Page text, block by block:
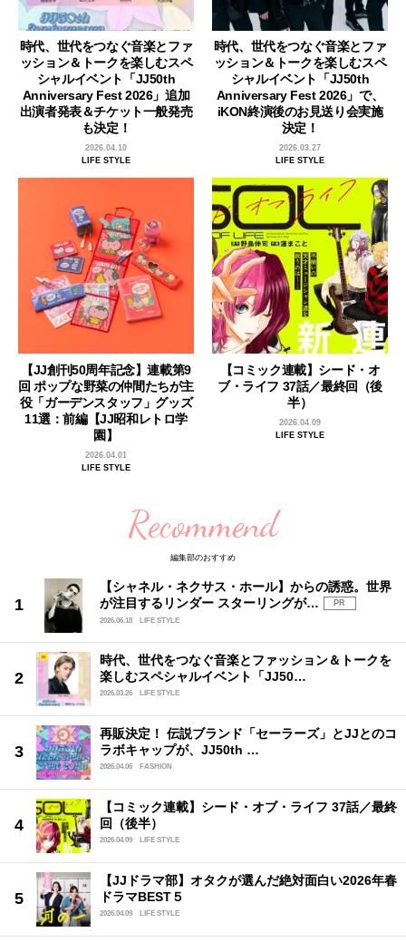
時代、世代をつなぐ音楽とファ
ッション＆トークを楽しむスペ
シャルイベント「JJ50th
Anniversary Fest 2026」追加
出演者発表＆チケット一般発売
も決定！
2026.04.10
LIFE STYLE
時代、世代をつなぐ音楽とファ
ッション＆トークを楽しむスペ
シャルイベント「JJ50th
Anniversary Fest 2026」で、
iKON終演後のお見送り会実施
決定！
2026.03.27
LIFE STYLE
【JJ創刊50周年記念】連載第9
回 ポップな野菜の仲間たちが主
役「ガーデンスタッフ」グッズ
11選：前編【JJ昭和レトロ学
園】
2026.04.01
LIFE STYLE
【コミック連載】シード・オ
ブ・ライフ 37話／最終回（後
半）
2026.04.09
LIFE STYLE
Recommend
編集部のおすすめ
【シャネル・ネクサス・ホール】からの誘惑。世界
が注目するリンダー スターリングが…
PR
2026.06.18
LIFE STYLE
時代、世代をつなぐ音楽とファッション＆トークを
楽しむスペシャルイベント「JJ50…
2026.03.26 LIFE STYLE
再販決定！ 伝説ブランド「セーラーズ」とJJとのコ
ラボキャップが、JJ50th …
2026.04.06 FASHION
【コミック連載】シード・オブ・ライフ 37話／最終
回（後半）
2026.04.09 LIFE STYLE
【JJドラマ部】オタクが選んだ絶対面白い2026年春
ドラマBEST５
2026.04.09 LIFE STYLE